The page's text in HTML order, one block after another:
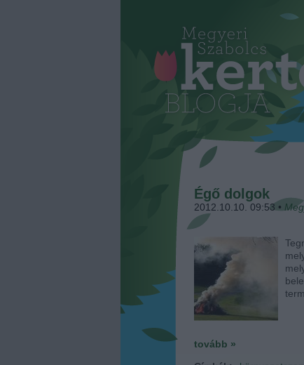
Égő dolgok
2012.10.10. 09:53 •
tovább »